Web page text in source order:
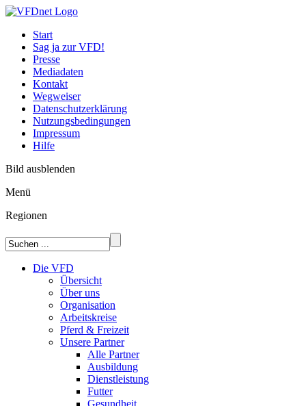
Start
Sag ja zur VFD!
Presse
Mediadaten
Kontakt
Wegweiser
Datenschutzerklärung
Nutzungsbedingungen
Impressum
Hilfe
Bild ausblenden
Menü
Regionen
Die VFD
Übersicht
Über uns
Organisation
Arbeitskreise
Pferd & Freizeit
Unsere Partner
Alle Partner
Ausbildung
Dienstleistung
Futter
Gesundheit